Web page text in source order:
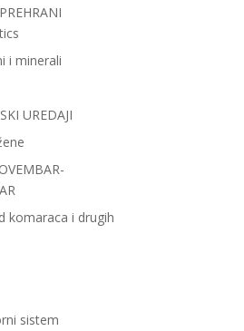
i minerali
UREDAJI
komaraca i drugih
sistem